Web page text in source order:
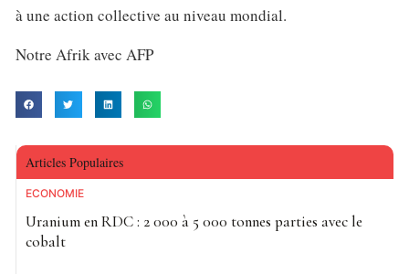
à une action collective au niveau mondial.
Notre Afrik avec AFP
Articles Populaires
ECONOMIE
Uranium en RDC : 2 000 à 5 000 tonnes parties avec le
cobalt